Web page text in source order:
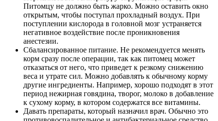
Питомцу не должно быть жарко. Можно оставить окно
открытым, чтобы поступал прохладный воздух. При
поступлении кислорода в головной мозг устраняется
негативное воздействие после проникновения
анестезии.
Сбалансированное питание. Не рекомендуется менять
корм сразу после операции, так как питомец может
отказаться от него, что приведет к резкому снижению
веса и утрате сил. Можно добавлять к обычному корму
другие ингредиенты. Например, хорошо подходят в этот
период нежирная говядина, творог, молоко в добавление
к сухому корму, в котором содержатся все витамины.
Давать препараты, который назначил врач. Обычно это